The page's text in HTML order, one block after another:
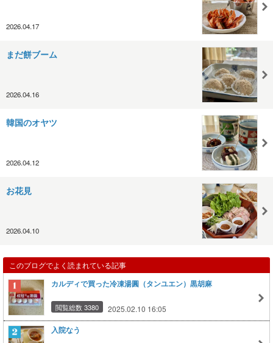
2026.04.17
まだ餅ブーム
2026.04.16
韓国のオヤツ
2026.04.12
お花見
2026.04.10
このブログでよく読まれている記事
カルディで買った冷凍湯圓（タンユエン）黒胡麻
閲覧総数 3380 2025.02.10 16:05
入院なう